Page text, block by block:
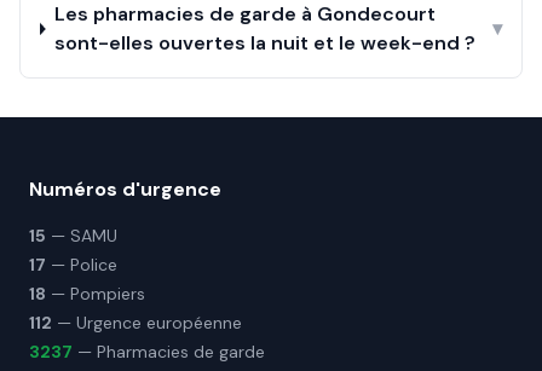
Les pharmacies de garde à Gondecourt
sont-elles ouvertes la nuit et le week-end ?
▾
Numéros d'urgence
15 — SAMU
17 — Police
18 — Pompiers
112 — Urgence européenne
3237 — Pharmacies de garde